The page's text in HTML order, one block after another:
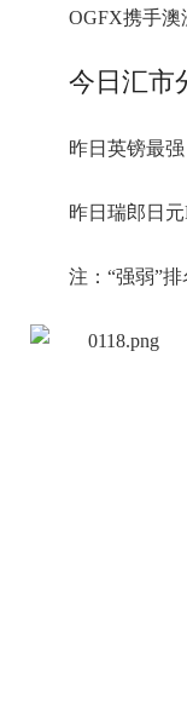
OGFX携手澳
今日汇市
昨日英镑最
昨日瑞郎日
注：“强弱”